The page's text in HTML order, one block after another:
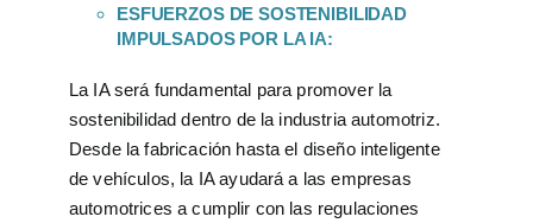
ESFUERZOS DE SOSTENIBILIDAD
IMPULSADOS POR LA IA:
La IA será fundamental para promover la
sostenibilidad dentro de la industria automotriz.
Desde la fabricación hasta el diseño inteligente
de vehículos, la IA ayudará a las empresas
automotrices a cumplir con las regulaciones